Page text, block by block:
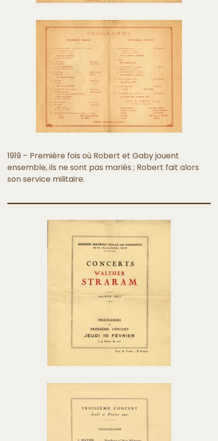
1919 – Première fois où Robert et Gaby jouent
ensemble, ils ne sont pas mariés ; Robert fait alors
son service militaire.